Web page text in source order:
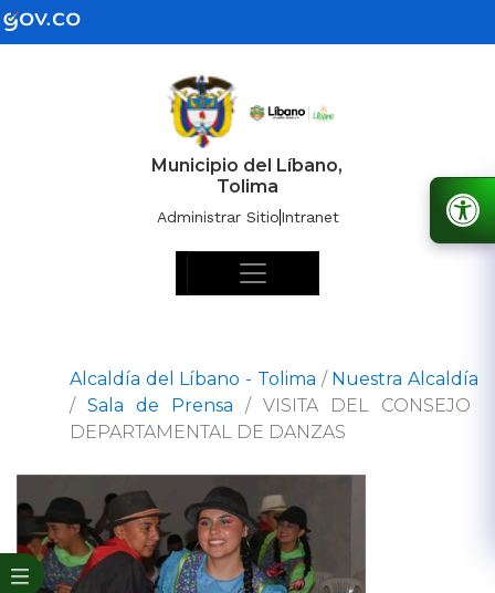
Municipio del Líbano,
Tolima
Administrar SitioIntranet
Alcaldía del Líbano - Tolima / Nuestra Alcaldía
/ Sala de Prensa / VISITA DEL CONSEJO
DEPARTAMENTAL DE DANZAS